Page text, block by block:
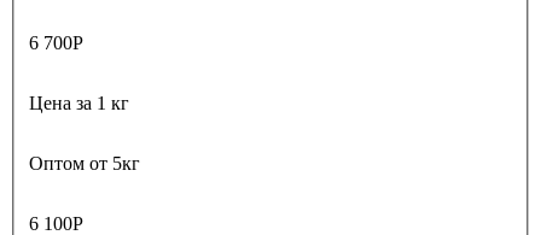
6 700Р
Цена за 1 кг
Оптом от 5кг
6 100Р